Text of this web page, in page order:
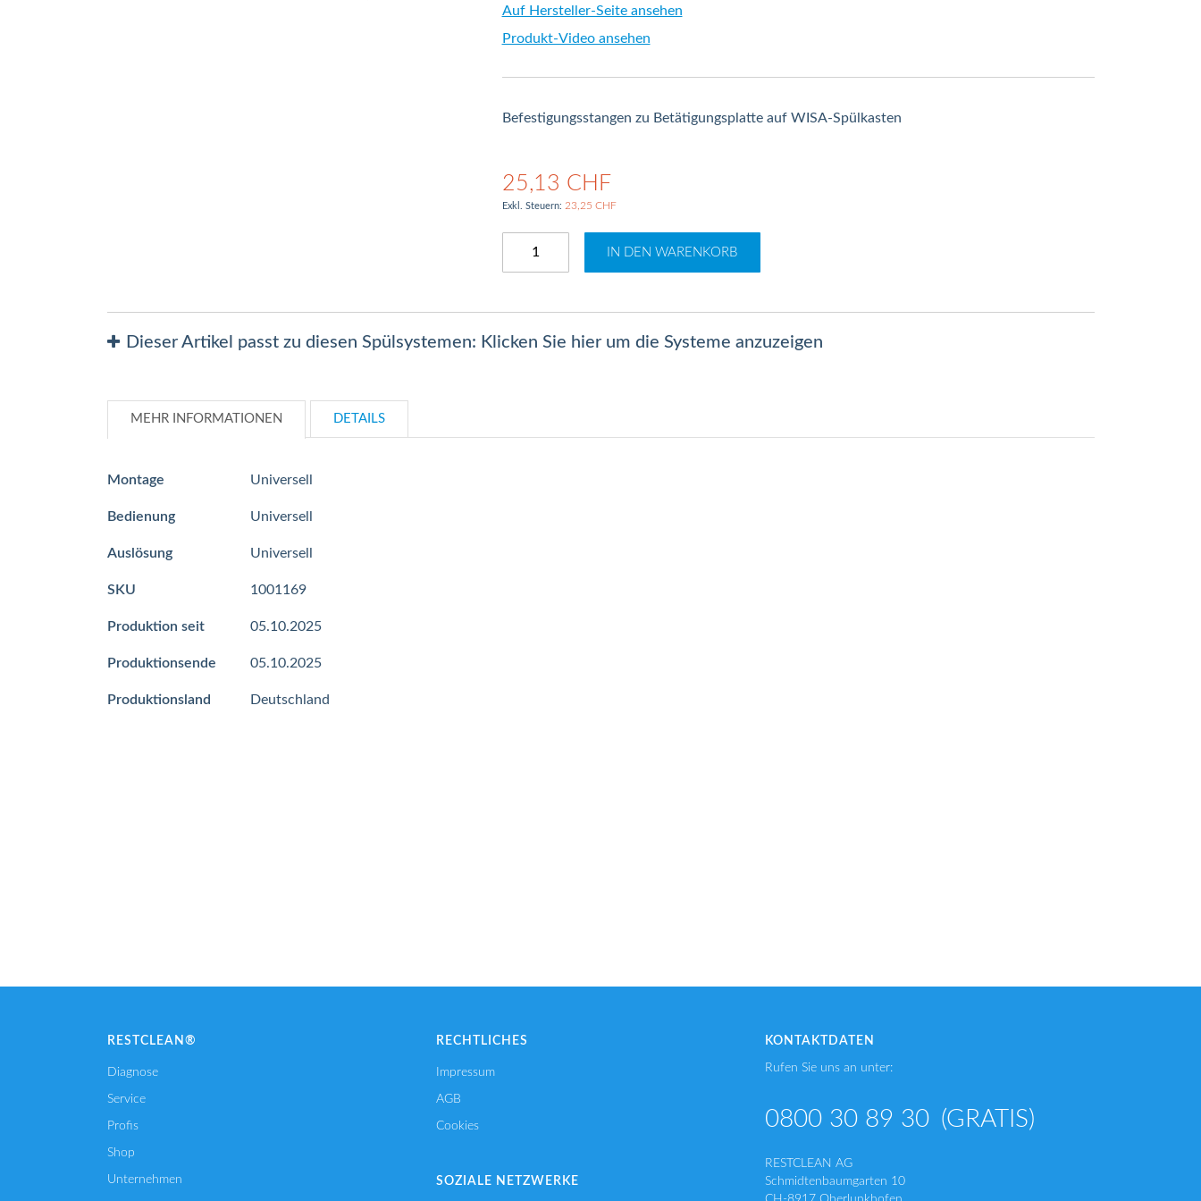
Auf Hersteller-Seite ansehen
Produkt-Video ansehen
Befestigungsstangen zu Betätigungsplatte auf WISA-Spülkasten
25,13 CHF
23,25 CHF
IN DEN WARENKORB
Dieser Artikel passt zu diesen Spülsystemen: Klicken Sie hier um die Systeme anzuzeigen
MEHR INFORMATIONEN
Mehr
Montage Universell
Bedienung Universell
Auslösung Universell
SKU 1001169
Produktion seit 05.10.2025
Produktionsende 05.10.2025
Produktionsland Deutschland
DETAILS
RESTCLEAN®
Diagnose
Service
Profis
Shop
Unternehmen
RECHTLICHES
Impressum
AGB
Cookies
SOZIALE NETZWERKE
KONTAKTDATEN
Rufen Sie uns an unter:
0800 30 89 30 (GRATIS)
RESTCLEAN AG
Schmidtenbaumgarten 10